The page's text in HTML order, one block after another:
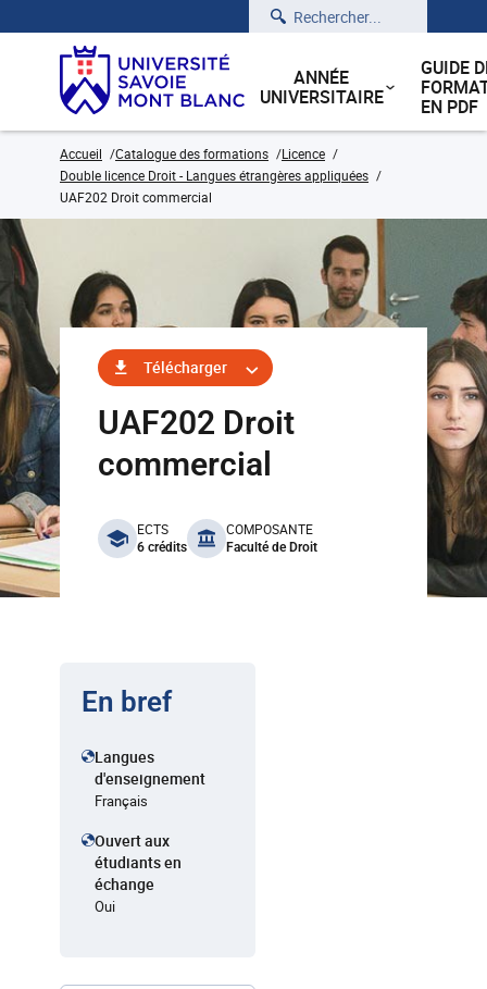
Rechercher
ANNÉE
UNIVERSITAIRE
GUIDE
EN PDF
Accueil Catalogue des formations
Licence
Double licence Droit - Langues étrangères appliquées
UAF202 Droit commercial
Télécharger
UAF202 Droit
commercial
benefits
ECTS
6 crédits
COMPOSANTE
Faculté de Droit
En bref
Langues
d'enseignement
Français
Ouvert aux
étudiants en
échange
Oui